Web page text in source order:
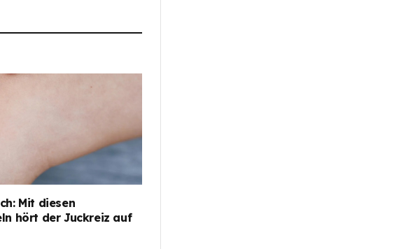
Mit diesen
hört der Juckreiz auf